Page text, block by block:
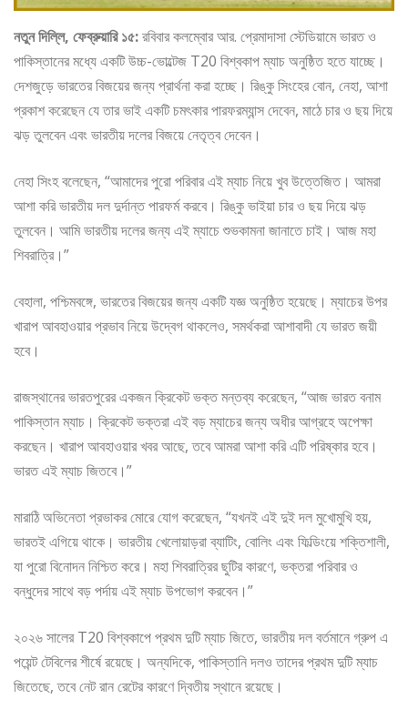
নতুন দিল্লি, ফেব্রুয়ারি ১৫:রবিবার কলম্বোর আর. প্রেমাদাসা স্টেডিয়ামে ভারত ও
পাকিস্তানের মধ্যে একটি উচ্চ-ভোল্টেজ T20 বিশ্বকাপ ম্যাচ অনুষ্ঠিত হতে যাচ্ছে।
দেশজুড়ে ভারতের বিজয়ের জন্য প্রার্থনা করা হচ্ছে। রিঙ্কু সিংহের বোন, নেহা, আশা
প্রকাশ করেছেন যে তার ভাই একটি চমৎকার পারফরম্যান্স দেবেন, মাঠে চার ও ছয় দিয়ে
ঝড় তুলবেন এবং ভারতীয় দলের বিজয়ে নেতৃত্ব দেবেন।
নেহা সিংহ বলেছেন, “আমাদের পুরো পরিবার এই ম্যাচ নিয়ে খুব উত্তেজিত। আমরা
আশা করি ভারতীয় দল দুর্দান্ত পারফর্ম করবে। রিঙ্কু ভাইয়া চার ও ছয় দিয়ে ঝড়
তুলবেন। আমি ভারতীয় দলের জন্য এই ম্যাচে শুভকামনা জানাতে চাই। আজ মহা
শিবরাত্রি।”
বেহালা, পশ্চিমবঙ্গে, ভারতের বিজয়ের জন্য একটি যজ্ঞ অনুষ্ঠিত হয়েছে। ম্যাচের উপর
খারাপ আবহাওয়ার প্রভাব নিয়ে উদ্বেগ থাকলেও, সমর্থকরা আশাবাদী যে ভারত জয়ী
হবে।
রাজস্থানের ভারতপুরের একজন ক্রিকেট ভক্ত মন্তব্য করেছেন, “আজ ভারত বনাম
পাকিস্তান ম্যাচ। ক্রিকেট ভক্তরা এই বড় ম্যাচের জন্য অধীর আগ্রহে অপেক্ষা
করছেন। খারাপ আবহাওয়ার খবর আছে, তবে আমরা আশা করি এটি পরিষ্কার হবে।
ভারত এই ম্যাচ জিতবে।”
মারাঠি অভিনেতা প্রভাকর মোরে যোগ করেছেন, “যখনই এই দুই দল মুখোমুখি হয়,
ভারতই এগিয়ে থাকে। ভারতীয় খেলোয়াড়রা ব্যাটিং, বোলিং এবং ফিল্ডিংয়ে শক্তিশালী,
যা পুরো বিনোদন নিশ্চিত করে। মহা শিবরাত্রির ছুটির কারণে, ভক্তরা পরিবার ও
বন্ধুদের সাথে বড় পর্দায় এই ম্যাচ উপভোগ করবেন।”
২০২৬ সালের T20 বিশ্বকাপে প্রথম দুটি ম্যাচ জিতে, ভারতীয় দল বর্তমানে গ্রুপ এ
পয়েন্ট টেবিলের শীর্ষে রয়েছে। অন্যদিকে, পাকিস্তানি দলও তাদের প্রথম দুটি ম্যাচ
জিতেছে, তবে নেট রান রেটের কারণে দ্বিতীয় স্থানে রয়েছে।